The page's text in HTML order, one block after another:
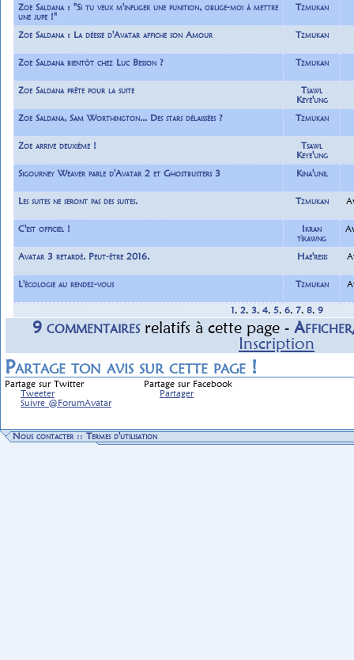
Zoe Saldana : "Si tu veux m'infliger une punition, oblige-moi à mettre
une jupe !"
Tzmukan
Zoe Saldana : La déesse d'Avatar affiche son Amour Tzmukan
Zoe Saldana bientôt chez Luc Besson ? Tzmukan
Zoe Saldana prête pour la suite
Tsawl
Keye'ung
Zoe Saldana, Sam Worthington... Des stars délaissées ?
Tzmukan
Zoe arrive deuxième !
Tsawl
Keye'ung
Sigourney Weaver parle d'Avatar 2 et Ghostbusters 3
Kina'unil
Les suites ne seront pas des suites. Tzmukan
C'est officiel !
Ikran
tìkawng
Avatar 3 retardé. Peut-être 2016. Hae'resis
L'écologie au rendez-vous Tzmukan
1, 2, 3, 4, 5, 6, 7, 8, 9
9commentairesrelatifsà cette page -
Inscription
Partage ton avis sur cette page !
Partage sur Twitter
Partage sur Facebook
Tweeter
Suivre @ForumAvatar
Partager
Nous contacter::Termes d'utilisation